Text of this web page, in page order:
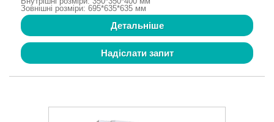
Зовнішні розміри: 695*635*635 мм
Детальніше
Надіслати запит